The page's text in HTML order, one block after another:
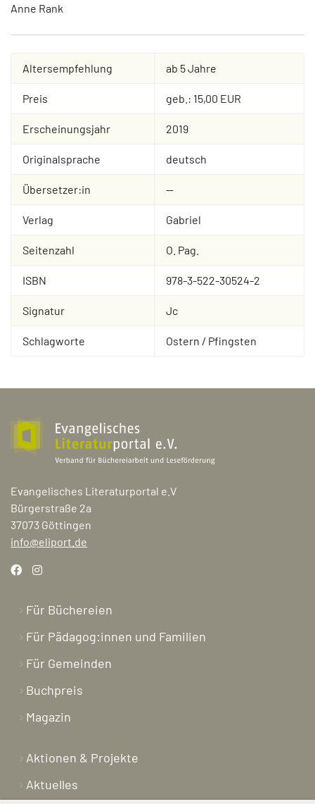
Anne Rank
Altersempfehlung ab 5 Jahre
Preis geb.: 15,00 EUR
Erscheinungsjahr 2019
Originalsprache deutsch
Übersetzer:in --
Verlag Gabriel
Seitenzahl O. Pag.
ISBN 978-3-522-30524-2
Signatur Jc
Schlagworte Ostern / Pfingsten
Evangelisches Literaturportal e.V
Bürgerstraße 2a
37073 Göttingen
info@eliport.de
Für Büchereien
Für Pädagog:innen und Familien
Für Gemeinden
Buchpreis
Magazin
Aktionen & Projekte
Aktuelles